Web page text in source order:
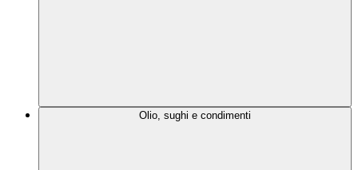
Olio, sughi e condimenti